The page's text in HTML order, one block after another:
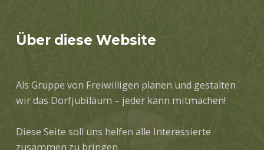
Über diese Website
Als Gruppe von Freiwilligen planen und gestalten
wir das Dorfjubiläum – jeder kann mitmachen!
Diese Seite soll uns helfen alle Interessierte
zusammen zu bringen